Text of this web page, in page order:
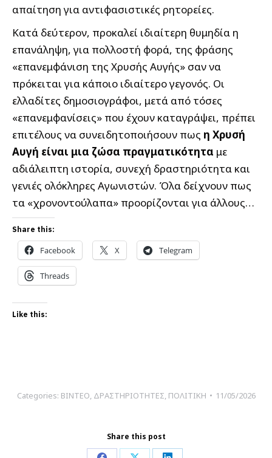
απαίτηση για αντιφασιστικές ρητορείες.
Κατά δεύτερον, προκαλεί ιδιαίτερη θυμηδία η
επανάληψη, για πολλοστή φορά, της φράσης
«επανεμφάνιση της Χρυσής Αυγής» σαν να
πρόκειται για κάποιο ιδιαίτερο γεγονός. Οι
ελλαδίτες δημοσιογράφοι, μετά από τόσες
«επανεμφανίσεις» που έχουν καταγράψει, πρέπει
επιτέλους να συνειδητοποιήσουν πως η Χρυσή
Αυγή είναι μια ζώσα πραγματικότητα με
αδιάλειπτη ιστορία, συνεχή δραστηριότητα και
γενιές ολόκληρες Αγωνιστών. Όλα δείχνουν πως
τα «χρονοντούλαπα» προορίζονται για άλλους…
Share this:
Facebook X Telegram
Threads
Like this:
Categories: ΒΙΝΤΕΟ, ΔΡΑΣΤΗΡΙΟΤΗΤΕΣ, ΠΟΛΙΤΙΚΗ 11/05/2026
Share this post